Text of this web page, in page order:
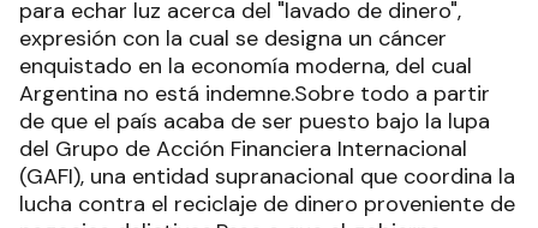
para echar luz acerca del "lavado de dinero",
expresión con la cual se designa un cáncer
enquistado en la economía moderna, del cual
Argentina no está indemne.Sobre todo a partir
de que el país acaba de ser puesto bajo la lupa
del Grupo de Acción Financiera Internacional
(GAFI), una entidad supranacional que coordina la
lucha contra el reciclaje de dinero proveniente de